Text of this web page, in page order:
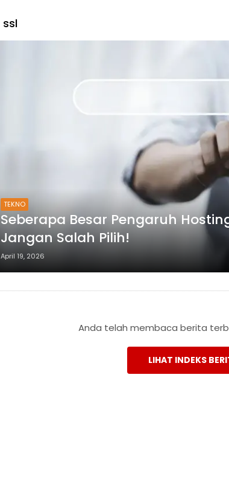
ssl
TEKNO
Seberapa Besar Pengaruh
Jangan Salah Pilih!
April 19, 2026
Anda telah membaca berita
LIHAT INDEKS